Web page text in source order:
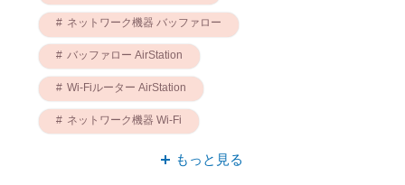
ネットワーク機器 バッファロー
バッファロー AirStation
Wi-Fiルーター AirStation
ネットワーク機器 Wi-Fi
もっと見る